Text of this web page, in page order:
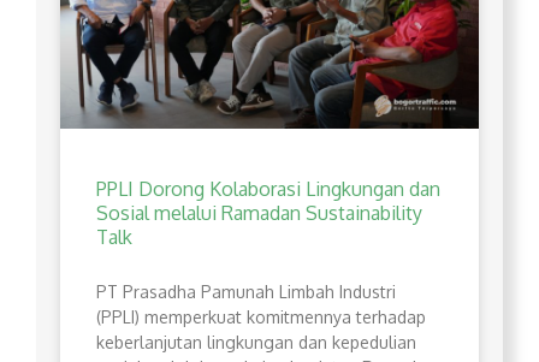
PPLI Dorong Kolaborasi Lingkungan dan
Sosial melalui Ramadan Sustainability
Talk
PT Prasadha Pamunah Limbah Industri
(PPLI) memperkuat komitmennya terhadap
keberlanjutan lingkungan dan kepedulian